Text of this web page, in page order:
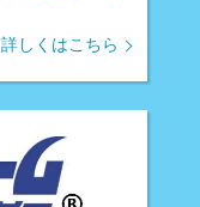
詳しくはこちら